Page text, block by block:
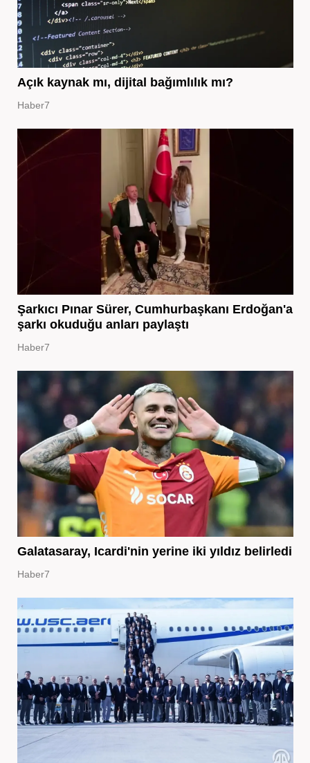
Açık kaynak mı, dijital bağımlılık mı?
Haber7
Şarkıcı Pınar Sürer, Cumhurbaşkanı Erdoğan'a
şarkı okuduğu anları paylaştı
Haber7
Galatasaray, Icardi'nin yerine iki yıldız belirledi
Haber7